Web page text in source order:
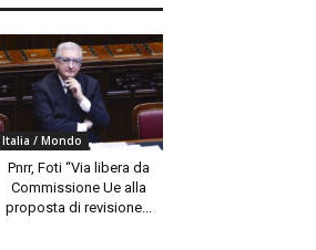
Italia / Mondo
Pnrr, Foti “Via libera da
Commissione Ue alla
proposta di revisione...